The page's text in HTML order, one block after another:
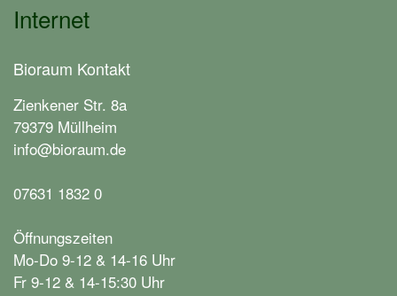
Internet
Bioraum Kontakt
Zienkener Str. 8a
79379 Müllheim
info@bioraum.de
07631 1832 0
Öffnungszeiten
Mo-Do 9-12 & 14-16 Uhr
Fr 9-12 & 14-15:30 Uhr